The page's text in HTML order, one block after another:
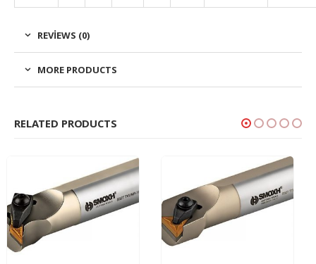
REVIEWS (0)
MORE PRODUCTS
RELATED PRODUCTS